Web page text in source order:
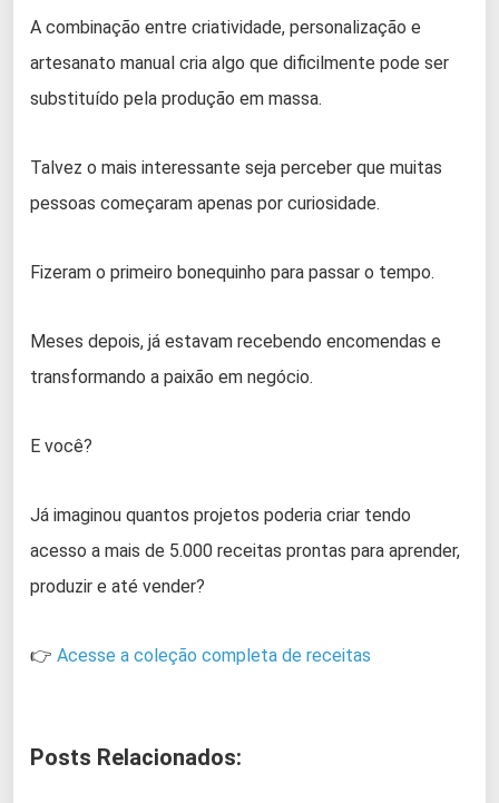
A combinação entre criatividade, personalização e
artesanato manual cria algo que dificilmente pode ser
substituído pela produção em massa.
Talvez o mais interessante seja perceber que muitas
pessoas começaram apenas por curiosidade.
Fizeram o primeiro bonequinho para passar o tempo.
Meses depois, já estavam recebendo encomendas e
transformando a paixão em negócio.
E você?
Já imaginou quantos projetos poderia criar tendo
acesso a mais de 5.000 receitas prontas para aprender,
produzir e até vender?
👉 Acesse a coleção completa de receitas
Posts Relacionados: